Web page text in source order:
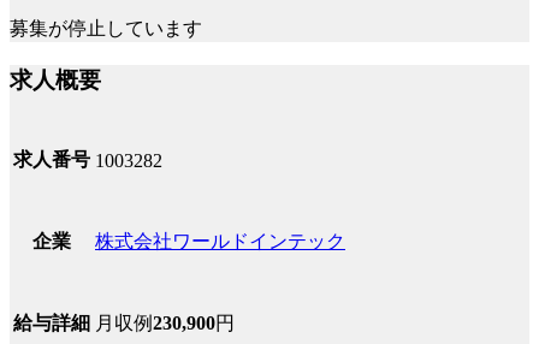
募集が停止しています
求人概要
求人番号 1003282
企業 株式会社ワールドインテック
給与詳細 月収例230,900円